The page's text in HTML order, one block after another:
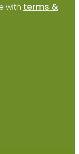
with terms &